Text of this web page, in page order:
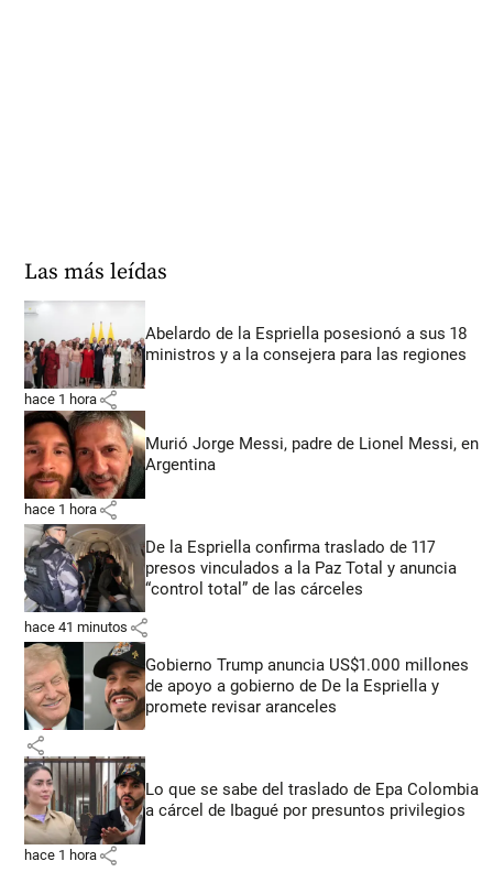
Las más leídas
Abelardo de la Espriella posesionó a sus 18
ministros y a la consejera para las regiones
hace 1 hora share
Murió Jorge Messi, padre de Lionel Messi, en
Argentina
hace 1 hora share
De la Espriella confirma traslado de 117
presos vinculados a la Paz Total y anuncia
“control total” de las cárceles
hace 41 minutos share
Gobierno Trump anuncia US$1.000 millones
de apoyo a gobierno de De la Espriella y
promete revisar aranceles
share
Lo que se sabe del traslado de Epa Colombia
a cárcel de Ibagué por presuntos privilegios
hace 1 hora share